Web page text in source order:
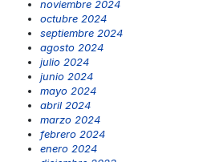
noviembre 2024
octubre 2024
septiembre 2024
agosto 2024
julio 2024
junio 2024
mayo 2024
abril 2024
marzo 2024
febrero 2024
enero 2024